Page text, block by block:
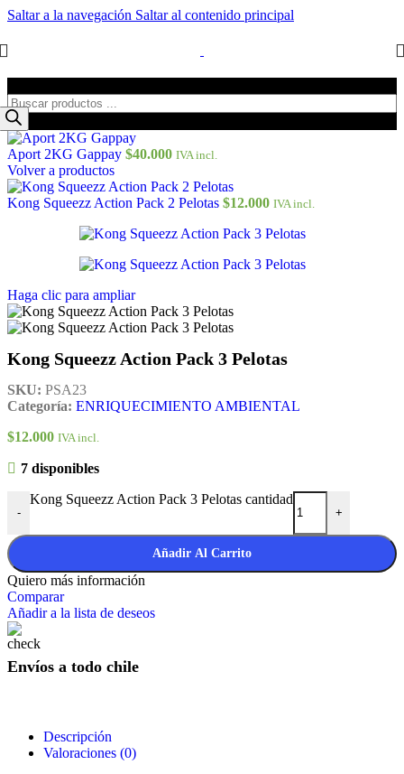
Saltar a la navegación Saltar al contenido principal
Aport 2KG Gappay $40.000 IVA incl.
Volver a productos
Kong Squeezz Action Pack 2 Pelotas $12.000 IVA incl.
Haga clic para ampliar
Kong Squeezz Action Pack 3 Pelotas
SKU: PSA23
Categoría: ENRIQUECIMIENTO AMBIENTAL
$12.000 IVA incl.
7 disponibles
-
Kong Squeezz Action Pack 3 Pelotas cantidad
+
Añadir Al Carrito
Quiero más información
Comparar
Añadir a la lista de deseos
Envíos a todo chile
Descripción
Valoraciones (0)